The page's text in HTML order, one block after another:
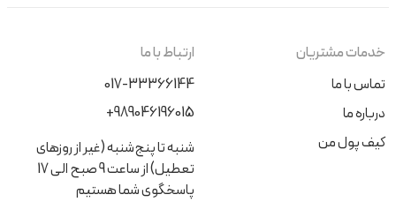
خدمات مشتریان
تماس با ما
درباره ما
کیف پول من
ارتباط با ما
017-33366144
+989046196015
شنبه تا پنج‌شنبه (غیر از روزهای
تعطیل) از ساعت 9 صبح الی 17
پاسخگوی شما هستیم